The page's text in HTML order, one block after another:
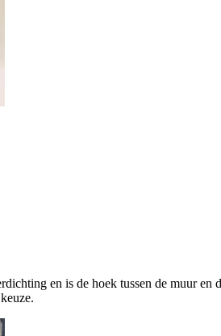
en is de hoek tussen de muur en